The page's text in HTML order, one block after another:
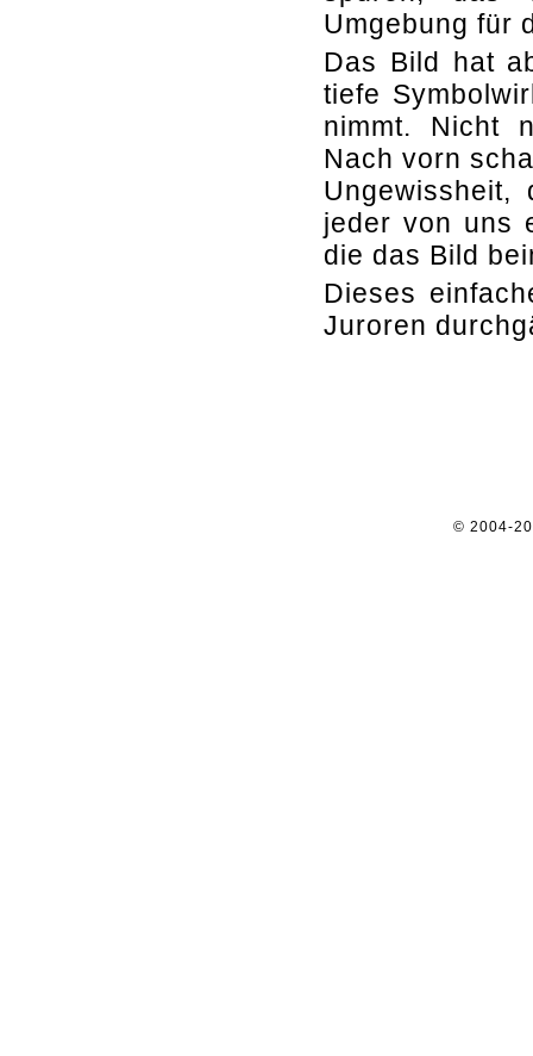
Umgebung für
Das Bild hat
tiefe
nimmt. Nicht
Nach vorn
jeder von uns
die das Bild
Dieses
Juroren
© 2004-